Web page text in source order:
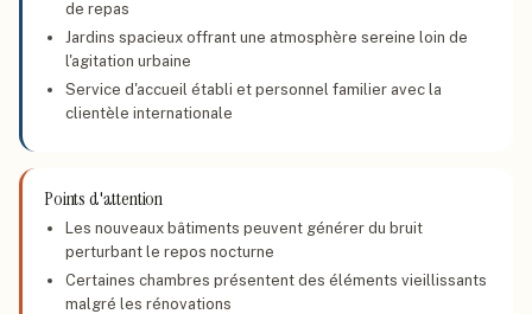
de repas
Jardins spacieux offrant une atmosphère sereine loin de
l'agitation urbaine
Service d'accueil établi et personnel familier avec la
clientèle internationale
Points d'attention
Les nouveaux bâtiments peuvent générer du bruit
perturbant le repos nocturne
Certaines chambres présentent des éléments vieillissants
malgré les rénovations